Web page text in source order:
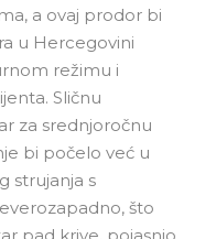
a ovaj prodor bi
u Hercegovini
režimu i
Sličnu
za srednjoročnu
bi počelo već u
strujanja s
što